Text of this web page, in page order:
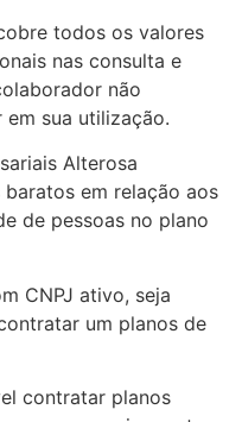
todos os valores
nas consulta e
não
em sua utilização.
Alterosa
em relação aos
de pessoas no plano
CNPJ ativo, seja
um planos de
contratar planos